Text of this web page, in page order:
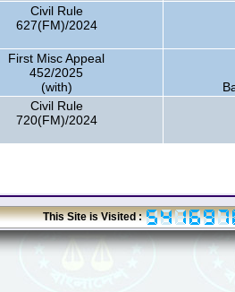
Civil Rule
627(FM)/2024
First Misc Appeal
452/2025
(with)
Civil Rule
720(FM)/2024
This Site is Visited :